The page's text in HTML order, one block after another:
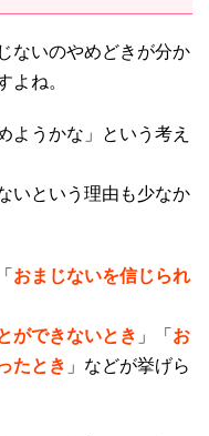
ないのやめどきが分か
よね。
ようかな」という考え
いという理由も少なか
おまじないを信じられ
ができないとき 」「 お
たとき 」などが挙げら